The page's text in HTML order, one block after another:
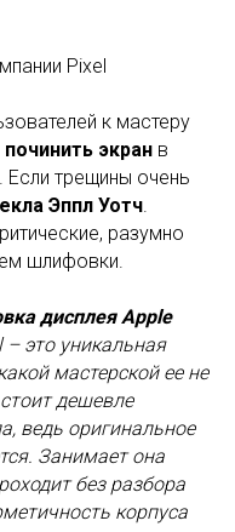
Pixel
к мастеру
починить экран в
Если трещины очень
Эппл Уотч.
разумно
шлифовки.
дисплея Apple
это уникальная
мастерской ее не
дешевле
ведь оригинальное
Занимает она
без разбора
корпуса